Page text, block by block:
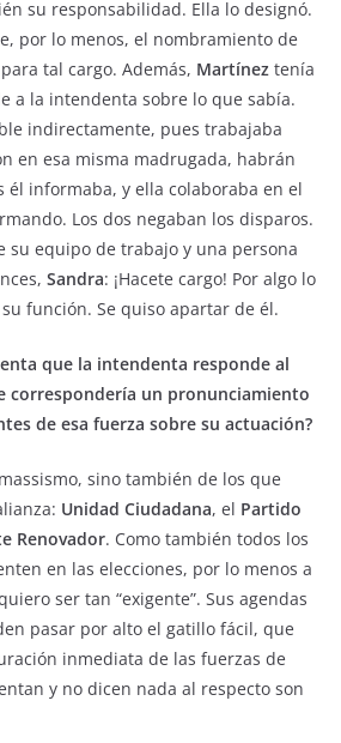
su responsabilidad. Ella lo designó.
por lo menos, el nombramiento de
tal cargo. Además, Martínez tenía
a la intendenta sobre lo que sabía.
indirectamente, pues trabajaba
en esa misma madrugada, habrán
él informaba, y ella colaboraba en el
Los dos negaban los disparos.
su equipo de trabajo y una persona
Sandra: ¡Hacete cargo! Por algo lo
función. Se quiso apartar de él.
que la intendenta responde al
correspondería un pronunciamiento
de esa fuerza sobre su actuación?
sino también de los que
Unidad Ciudadana, el Partido
Renovador. Como también todos los
en las elecciones, por lo menos a
ser tan “exigente”. Sus agendas
pasar por alto el gatillo fácil, que
inmediata de las fuerzas de
y no dicen nada al respecto son